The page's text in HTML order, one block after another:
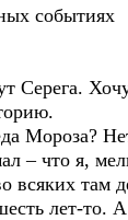
событиях
Серега.
Мороза?
– что я,
всяких там
лет-то.